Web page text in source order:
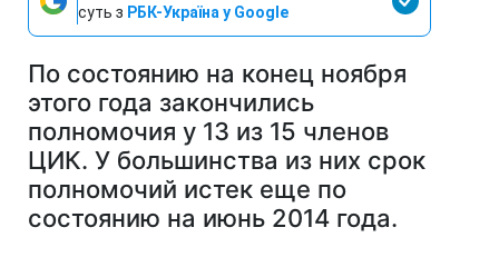
суть з РБК-Україна у Google
По состоянию на конец ноября
этого года закончились
полномочия у 13 из 15 членов
ЦИК. У большинства из них срок
полномочий истек еще по
состоянию на июнь 2014 года.